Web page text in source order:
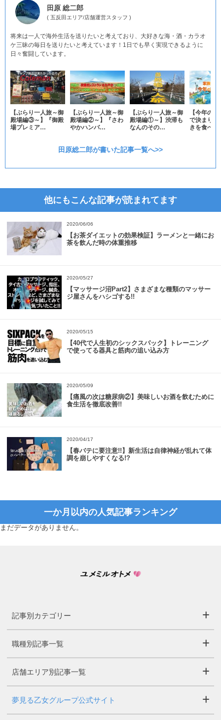
田原 総二郎
( 五反田エリア/店舗運営スタッフ )
将来は一人で海外生活を送りたいと考えており、大好きな海・酒・カラオ
ケ三昧の毎日を送りたいと考えています！1日でも早く実現できるように
日々奮闘しています。
【ぶらり一人旅～御
殿場編③～】『御殿
場プレミア…
【ぶらり一人旅～御
殿場編②～】『さわ
やかハンバ…
【ぶらり一人旅～御
殿場編①～】渋滞も
なんのその…
【今年の
で決まり】
きを食べ
田原総二郎が書いた記事一覧へ>>
他にもこんな記事が読まれてます
2020/06/06
【お茶ダイエットの効果検証】ラーメンと一緒にお
茶を飲んだ時の体重推移
2020/05/27
【マッサージ沼Part2】さまざまな種類のマッサー
ジ屋さんをハシゴする!!
2020/05/15
【40代で人生初のシックスパック】トレーニング
で使ってる器具と筋肉の追い込み方
2020/05/09
【痛風の次は糖尿病②】美味しいお酒を飲むために
食生活を徹底改善!!
2020/04/17
【春バテに要注意!!】新生活は自律神経が乱れて体
調を崩しやすくなる!?
一か月以内の人気記事ランキング
まだデータがありません。
記事別カテゴリー
職種別記事一覧
店舗エリア別記事一覧
夢見る乙女グループ公式サイト